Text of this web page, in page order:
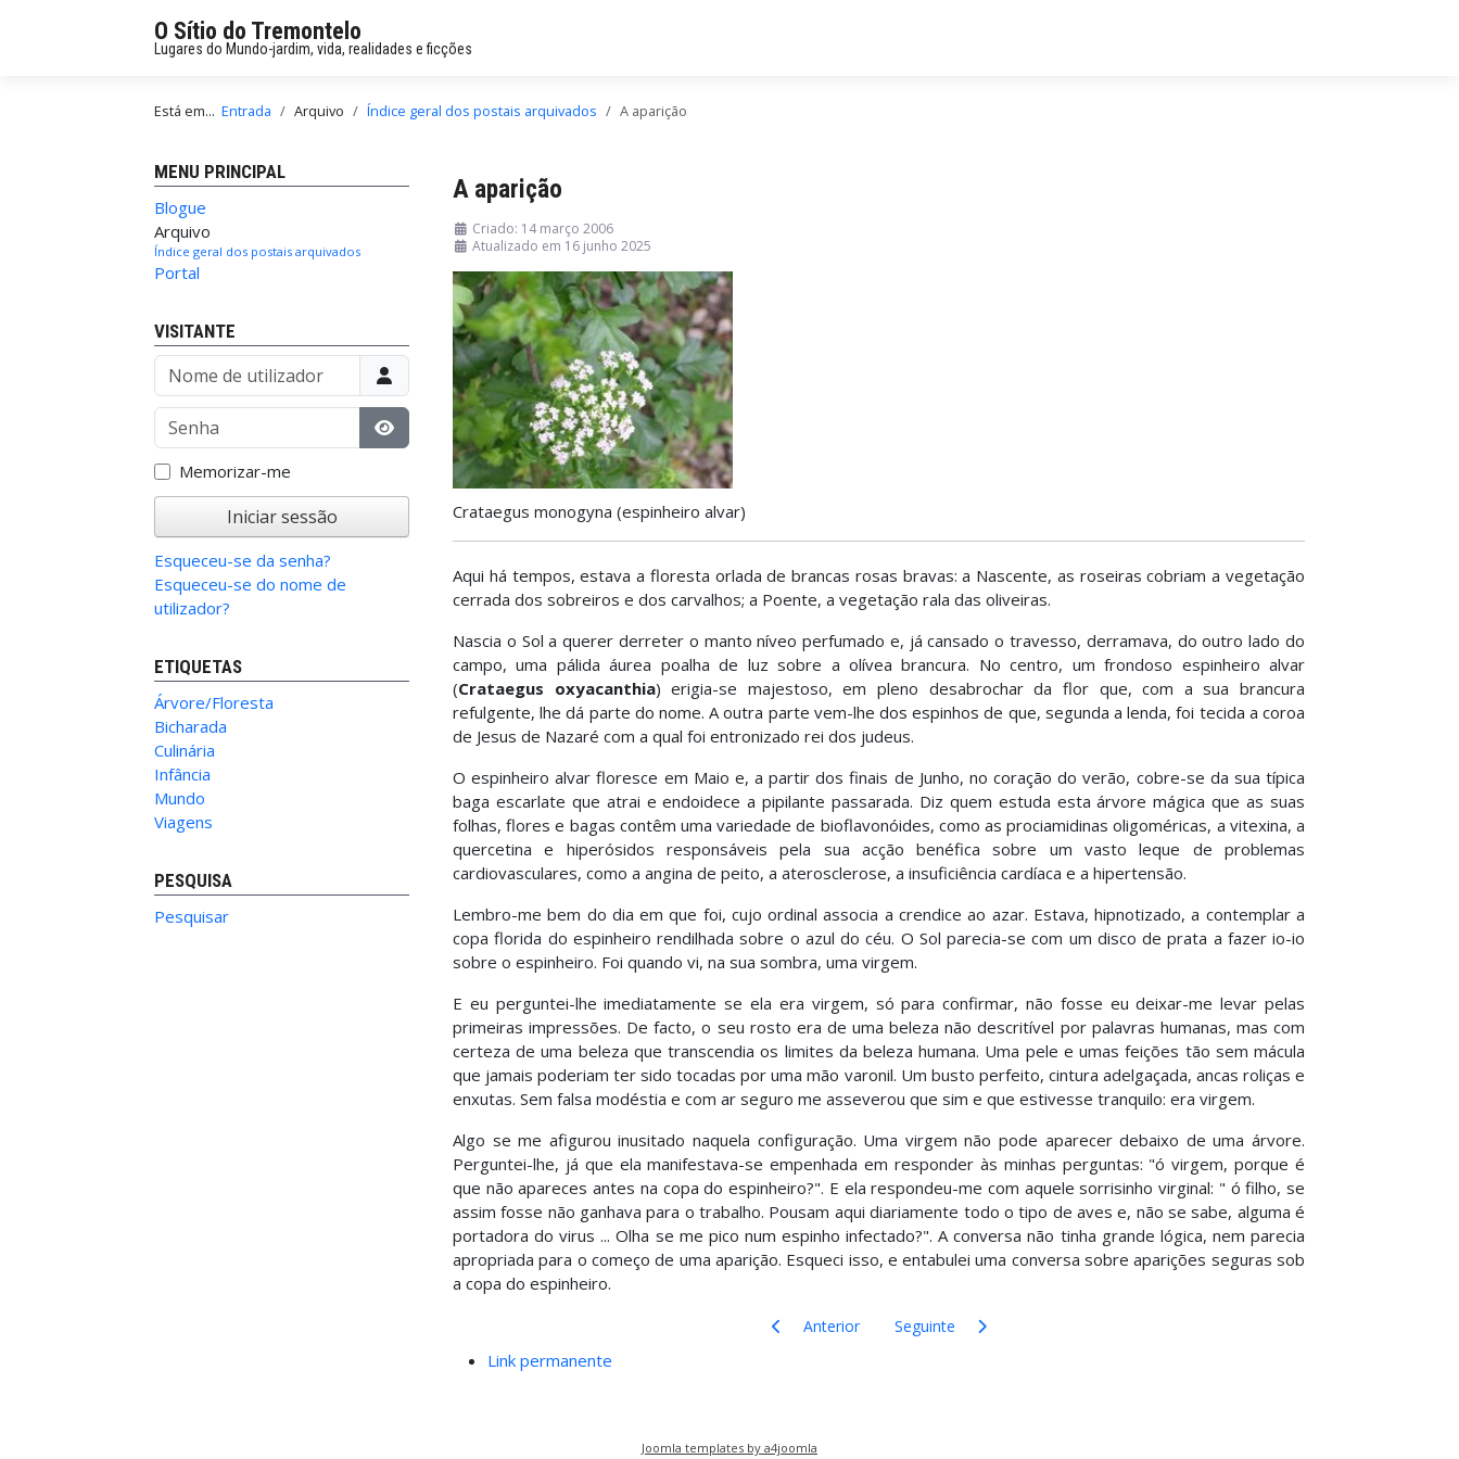
O Sítio do Tremontelo
Lugares do Mundo-jardim, vida, realidades e ficções
Está em... Entrada Arquivo Índice geral dos postais arquivados A aparição
MENU PRINCIPAL
Blogue
Arquivo
Índice geral dos postais arquivados
Portal
VISITANTE
Nome de utilizador
Senha
Mostrar senha
Memorizar-me
Iniciar sessão
Esqueceu-se da senha?
Esqueceu-se do nome de
utilizador?
ETIQUETAS
Árvore/Floresta
Bicharada
Culinária
Infância
Mundo
Viagens
PESQUISA
Pesquisar
A aparição
Criado: 14 março 2006
Atualizado em 16 junho 2025
Crataegus monogyna (espinheiro alvar)
Aqui há tempos, estava a floresta orlada de brancas rosas bravas: a Nascente, as roseiras cobriam a vegetação
cerrada dos sobreiros e dos carvalhos; a Poente, a vegetação rala das oliveiras.
Nascia o Sol a querer derreter o manto níveo perfumado e, já cansado o travesso, derramava, do outro lado do
campo, uma pálida áurea poalha de luz sobre a olívea brancura. No centro, um frondoso espinheiro alvar
(Crataegus oxyacanthia) erigia-se majestoso, em pleno desabrochar da flor que, com a sua brancura
refulgente, lhe dá parte do nome. A outra parte vem-lhe dos espinhos de que, segunda a lenda, foi tecida a coroa
de Jesus de Nazaré com a qual foi entronizado rei dos judeus.
O espinheiro alvar floresce em Maio e, a partir dos finais de Junho, no coração do verão, cobre-se da sua típica
baga escarlate que atrai e endoidece a pipilante passarada. Diz quem estuda esta árvore mágica que as suas
folhas, flores e bagas contêm uma variedade de bioflavonóides, como as prociamidinas oligoméricas, a vitexina, a
quercetina e hiperósidos responsáveis pela sua acção benéfica sobre um vasto leque de problemas
cardiovasculares, como a angina de peito, a aterosclerose, a insuficiência cardíaca e a hipertensão.
Lembro-me bem do dia em que foi, cujo ordinal associa a crendice ao azar. Estava, hipnotizado, a contemplar a
copa florida do espinheiro rendilhada sobre o azul do céu. O Sol parecia-se com um disco de prata a fazer io-io
sobre o espinheiro. Foi quando vi, na sua sombra, uma virgem.
E eu perguntei-lhe imediatamente se ela era virgem, só para confirmar, não fosse eu deixar-me levar pelas
primeiras impressões. De facto, o seu rosto era de uma beleza não descritível por palavras humanas, mas com
certeza de uma beleza que transcendia os limites da beleza humana. Uma pele e umas feições tão sem mácula
que jamais poderiam ter sido tocadas por uma mão varonil. Um busto perfeito, cintura adelgaçada, ancas roliças e
enxutas. Sem falsa modéstia e com ar seguro me asseverou que sim e que estivesse tranquilo: era virgem.
Algo se me afigurou inusitado naquela configuração. Uma virgem não pode aparecer debaixo de uma árvore.
Perguntei-lhe, já que ela manifestava-se empenhada em responder às minhas perguntas: "ó virgem, porque é
que não apareces antes na copa do espinheiro?". E ela respondeu-me com aquele sorrisinho virginal: " ó filho, se
assim fosse não ganhava para o trabalho. Pousam aqui diariamente todo o tipo de aves e, não se sabe, alguma é
portadora do virus ... Olha se me pico num espinho infectado?". A conversa não tinha grande lógica, nem parecia
apropriada para o começo de uma aparição. Esqueci isso, e entabulei uma conversa sobre aparições seguras sob
a copa do espinheiro.
Artigo anterior: O que é perdido?
Anterior Artigo seguinte: Cenas da clareira
Seguinte
Link permanente
Joomla templates by a4joomla